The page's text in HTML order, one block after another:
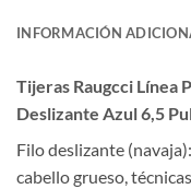
INFORMACIÓN
Tijeras Raugcci Línea
Deslizante Azul 6,5
Filo deslizante
cabello grueso,